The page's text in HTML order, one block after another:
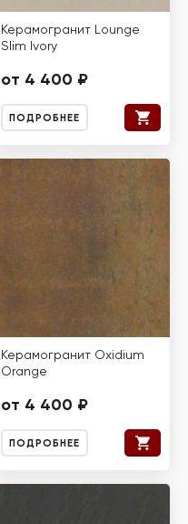
Керамогранит Lounge
Slim Ivory
от 4 400 ₽
ПОДРОБНЕЕ
Керамогранит Oxidium
Orange
от 4 400 ₽
ПОДРОБНЕЕ